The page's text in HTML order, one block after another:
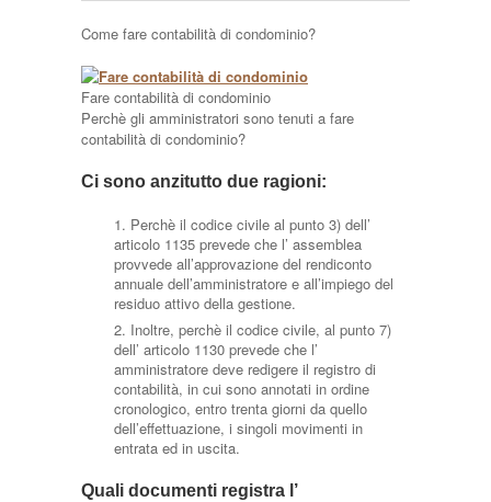
Come fare contabilità di condominio?
Fare contabilità di condominio
Perchè gli amministratori sono tenuti a fare
contabilità di condominio?
Ci sono anzitutto due ragioni:
Perchè il codice civile al punto 3) dell’
articolo 1135 prevede che l’ assemblea
provvede all’approvazione del rendiconto
annuale dell’amministratore e all’impiego del
residuo attivo della gestione.
Inoltre, perchè il codice civile, al punto 7)
dell’ articolo 1130 prevede che l’
amministratore deve redigere il registro di
contabilità, in cui sono annotati in ordine
cronologico, entro trenta giorni da quello
dell’effettuazione, i singoli movimenti in
entrata ed in uscita.
Quali documenti registra l’